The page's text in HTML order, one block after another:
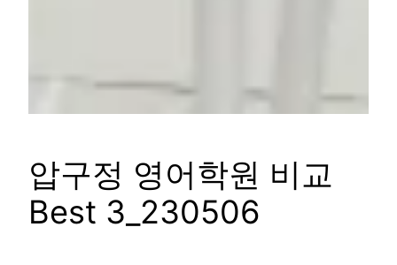
압구정 영어학원 비교
Best 3_230506